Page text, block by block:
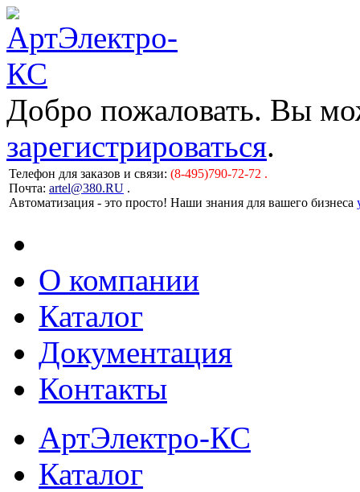
Добро пожаловать. Вы
зарегистрироваться.
Телефон для заказов и связи: (8-495)790-72-72 .
Почта: artel@380.RU .
Автоматизация - это просто! Наши знания для вашего бизнеса
О компании
Каталог
Документация
Контакты
АртЭлектро-КС
Каталог